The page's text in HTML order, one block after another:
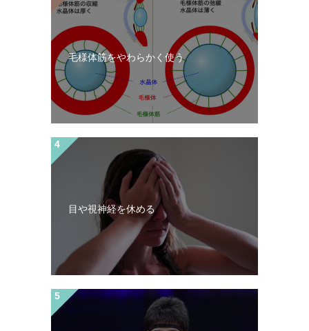
毛様体筋をやわらかく使う
目や視神経を休める